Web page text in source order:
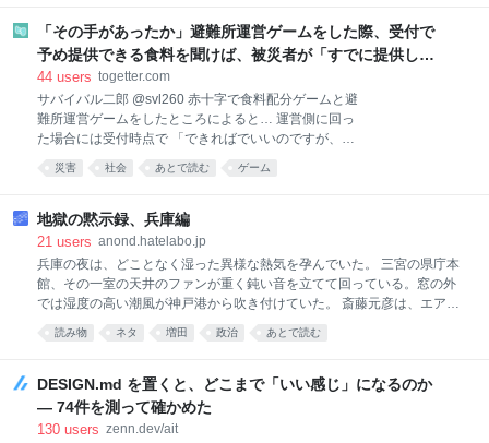
かれていた話、本当に
認識もされている。 ④HDMI接続でも電源投入後、メ
ーカーロゴマークが表示されないままWINDOW画面ま
で進む。 ⑤外観に変形や傷等はなく端子抜けなどはな
ではないと考えます。 数時間置いてから、再度組み立
てディスプレイポート接続を行ったり、ケーブルの交
換など試しましたが 症状は改善されませんでした。 お
忙しい中大変申し訳ありませんが、よろしくお願いし
「その手があったか」避難所運営ゲームをした際、受付で
予め提供できる食料を聞けば、被災者が「すでに提供し
た」ことになり、トラブルを回避できた、ただ「実際に適
用可能とは限らない」かも
44 users togetter.com
サバイバル二郎 @svl260 赤十字で食料配分ゲームと避
難所運営ゲームをしたところによると… 運営側に回っ
た場合には受付時点で 「できればでいいのですが、も
し提供可能な食べ物や水があればよろしくお願いしま
す。無理強いはしませんのでご安心ください。」 と運
「分けて欲しい」と言われても、「運営に提供可能な
分は提供した」と伝えられるようになるから、トラブ
ルを回避できるようになる。 2026-08-06 01:51:06
Giselle@FGOfes1日目 @tamakithi_ex 3.11でガチ被災
したことある身が語る震災の時のライフハックなんだ
ますか？」って言われても、YESって答えちゃだめ
って言われるから。断れないくらい言われるから。備
蓄を人に
災害 社会 あとで読む ゲーム
地獄の黙示録、兵庫編
21 users anond.hatelabo.jp
兵庫の夜は、どことなく湿った異様な熱気を孕んでいた。 三宮の県庁本
館、その一室の天井のファンが重く鈍い音を立てて回っている。窓の外
では湿度の高い潮風が神戸港から吹き付けていた。 斎藤元彦は、エアコ
ンの効きが悪い部屋で天井を見上げていた。裸電球の光が、汗に濡れた
彼の短く刈り上げた髪を照らし出している。机の上には冷めきったコー
知事選。百条委員会。告発文書。不信任決議。そして失職、出直し選、
再選。 激流のような政治的泥沼をくぐり抜け、ようやく王座に返り咲い
たはずの彼の精神は、すでに摩耗しきっていた。彼は「任務」に飢えて
読み物 ネタ 増田 政治 あとで読む
DESIGN.md を置くと、どこまで「いい感じ」になるのか
— 74件を測って確かめた
130 users zenn.dev/ait